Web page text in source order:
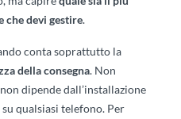
che devi gestire.
conta soprattutto la
della consegna. Non
dipende dall’installazione
qualsiasi telefono. Per